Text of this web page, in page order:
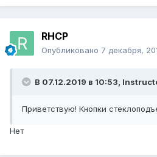
RHCP
Опубликовано 7 декабря,
В 07.12.2019 в 10:53,
Приветствую! Кнопки
Нет